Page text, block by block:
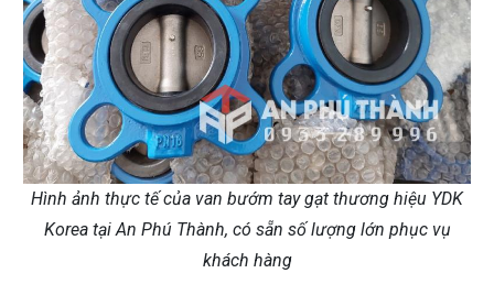
Hình ảnh thực tế của van bướm tay gạt thương hiệu YDK
Korea tại An Phú Thành, có sẵn số lượng lớn phục vụ
khách hàng